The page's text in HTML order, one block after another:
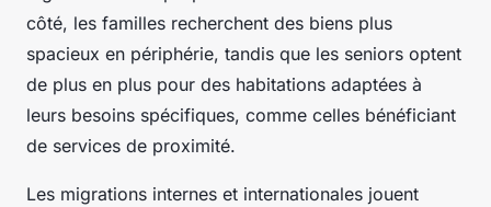
côté, les familles recherchent des biens plus
spacieux en périphérie, tandis que les seniors optent
de plus en plus pour des habitations adaptées à
leurs besoins spécifiques, comme celles bénéficiant
de services de proximité.
Les migrations internes et internationales jouent